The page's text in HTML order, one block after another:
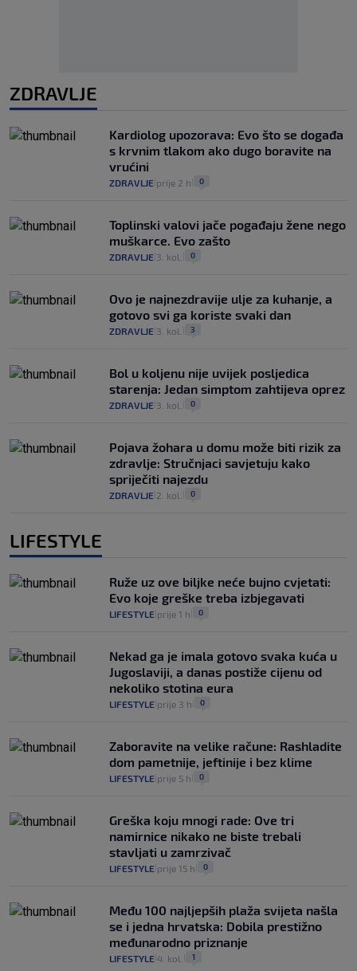
ZDRAVLJE
Kardiolog upozorava: Evo što se događa
s krvnim tlakom ako dugo boravite na
vrućini
ZDRAVLJE prije 2 h 0
Toplinski valovi jače pogađaju žene nego
muškarce. Evo zašto
ZDRAVLJE 3. kol. 0
Ovo je najnezdravije ulje za kuhanje, a
gotovo svi ga koriste svaki dan
ZDRAVLJE 3. kol. 3
Bol u koljenu nije uvijek posljedica
starenja: Jedan simptom zahtijeva oprez
ZDRAVLJE 3. kol. 0
Pojava žohara u domu može biti rizik za
zdravlje: Stručnjaci savjetuju kako
spriječiti najezdu
ZDRAVLJE 2. kol. 0
LIFESTYLE
Ruže uz ove biljke neće bujno cvjetati:
Evo koje greške treba izbjegavati
LIFESTYLE prije 1 h 0
Nekad ga je imala gotovo svaka kuća u
Jugoslaviji, a danas postiže cijenu od
nekoliko stotina eura
LIFESTYLE prije 3 h 0
Zaboravite na velike račune: Rashladite
dom pametnije, jeftinije i bez klime
LIFESTYLE prije 5 h 0
Greška koju mnogi rade: Ove tri
namirnice nikako ne biste trebali
stavljati u zamrzivač
LIFESTYLE prije 15 h 0
Među 100 najljepših plaža svijeta našla
se i jedna hrvatska: Dobila prestižno
međunarodno priznanje
LIFESTYLE 4. kol. 1